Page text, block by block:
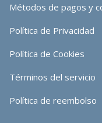
Métodos de pagos y
Política de Privacidad
Política de Cookies
Términos del servicio
Política de reembolso